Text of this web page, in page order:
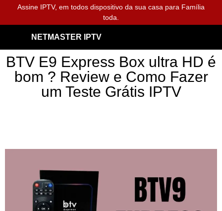
Assine IPTV, em todos dispositivo da sua casa para Família
toda.
NETMASTER IPTV
BTV E9 Express Box ultra HD é
bom ? Review e Como Fazer
um Teste Grátis IPTV